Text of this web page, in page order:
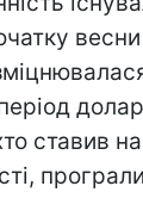
ставив